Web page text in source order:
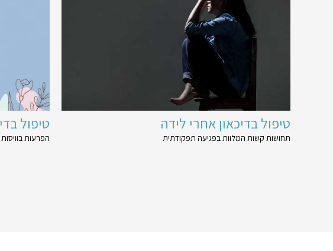
טיפול בדיכאון אחרי לידה
תחושות קשות המלוות בפגיעה תפקודתית
טיפול
הפרעות